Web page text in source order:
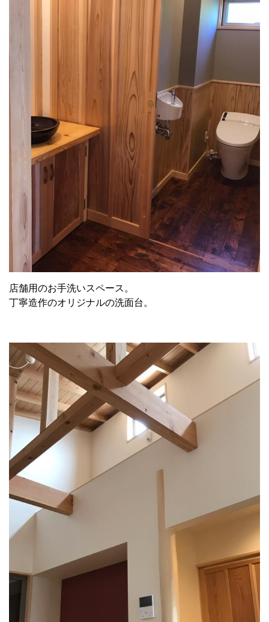
店舗用のお手洗いスペース。
丁寧造作のオリジナルの洗面台。